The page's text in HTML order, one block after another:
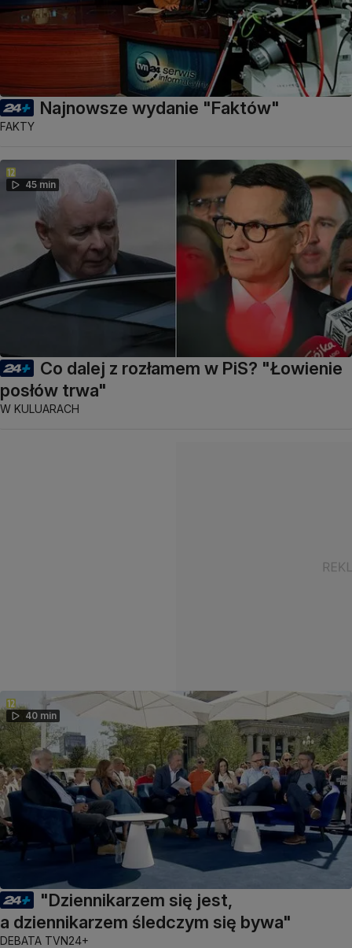
Najnowsze wydanie "Faktów"
FAKTY
45 min
Co dalej z rozłamem w PiS? "Łowienie
posłów trwa"
W KULUARACH
40 min
"Dziennikarzem się jest,
a dziennikarzem śledczym się bywa"
DEBATA TVN24+